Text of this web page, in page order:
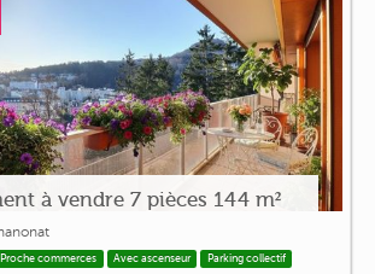
à vendre 7 pièces 144 m²
Proche commerces Avec ascenseur Parking collectif